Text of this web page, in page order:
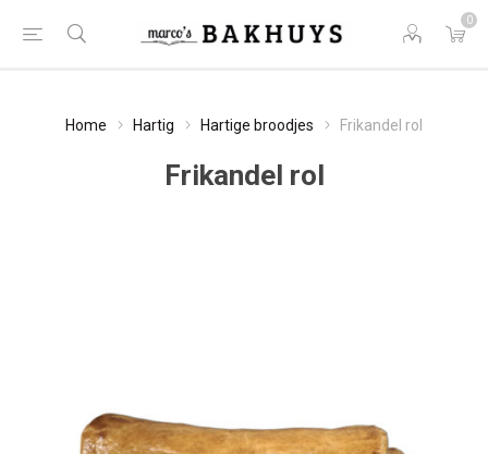
0
Home Hartig Hartige broodjes Frikandel rol
Frikandel rol